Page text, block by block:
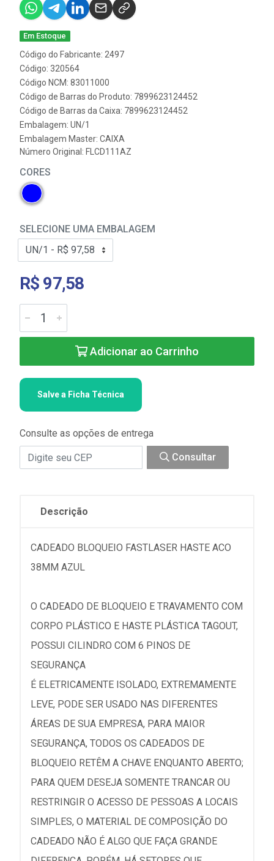
Em Estoque
Código do Fabricante: 2497
Código: 320564
Código NCM: 83011000
Código de Barras do Produto: 7899623124452
Código de Barras da Caixa: 7899623124452
Embalagem: UN/1
Embalagem Master: CAIXA
Número Original: FLCD111AZ
CORES
SELECIONE UMA EMBALAGEM
R$ 97,58
Adicionar ao Carrinho
Salve a Ficha Técnica
Consulte as opções de entrega
Consultar
Descrição
CADEADO BLOQUEIO FASTLASER HASTE ACO
38MM AZUL
O CADEADO DE BLOQUEIO E TRAVAMENTO COM
CORPO PLÁSTICO E HASTE PLÁSTICA TAGOUT,
POSSUI CILINDRO COM 6 PINOS DE
SEGURANÇA
É ELETRICAMENTE ISOLADO, EXTREMAMENTE
LEVE, PODE SER USADO NAS DIFERENTES
ÁREAS DE SUA EMPRESA, PARA MAIOR
SEGURANÇA, TODOS OS CADEADOS DE
BLOQUEIO RETÊM A CHAVE ENQUANTO ABERTO;
PARA QUEM DESEJA SOMENTE TRANCAR OU
RESTRINGIR O ACESSO DE PESSOAS A LOCAIS
SIMPLES, O MATERIAL DE COMPOSIÇÃO DO
CADEADO NÃO É ALGO QUE FAÇA GRANDE